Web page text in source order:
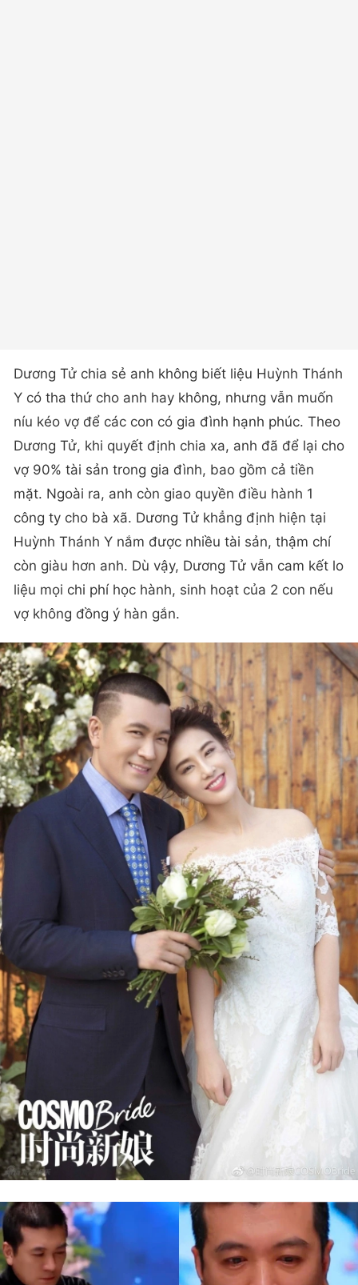
Dương Tử chia sẻ anh không biết liệu Huỳnh Thánh
Y có tha thứ cho anh hay không, nhưng vẫn muốn
níu kéo vợ để các con có gia đình hạnh phúc. Theo
Dương Tử, khi quyết định chia xa, anh đã để lại cho
vợ 90% tài sản trong gia đình, bao gồm cả tiền
mặt. Ngoài ra, anh còn giao quyền điều hành 1
công ty cho bà xã. Dương Tử khẳng định hiện tại
Huỳnh Thánh Y nắm được nhiều tài sản, thậm chí
còn giàu hơn anh. Dù vậy, Dương Tử vẫn cam kết lo
liệu mọi chi phí học hành, sinh hoạt của 2 con nếu
vợ không đồng ý hàn gắn.